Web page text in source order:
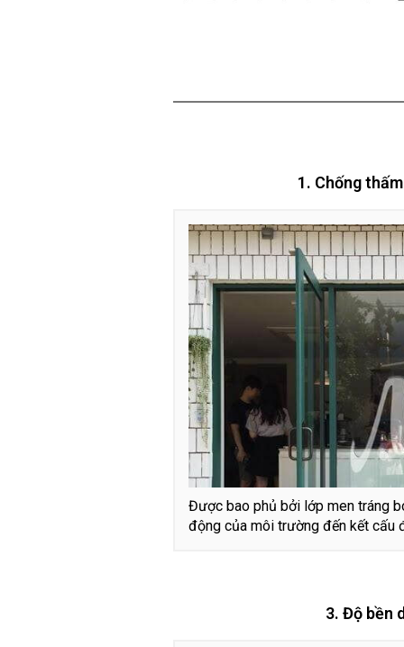
1. Chống
Được bao phủ bởi lớp men tráng
động của môi trường đến kết cấu
3. Độ bền